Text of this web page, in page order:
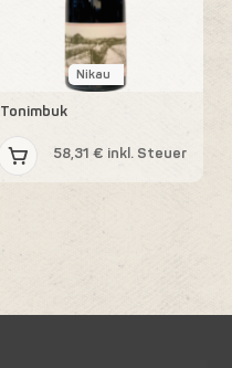
Nikau
Tonimbuk
58,31 € inkl. Steuer